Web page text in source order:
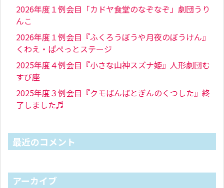
2026年度１例会目「カドヤ食堂のなぞなぞ」劇団うり
んこ
2026年度１例会目『ふくろうぼうや月夜のぼうけん』
くわえ・ぱぺっとステージ
2025年度４例会目『小さな山神スズナ姫』人形劇団む
すび座
2025年度３例会目『クモばんばとぎんのくつした』終
了しました♬
最近のコメント
アーカイブ